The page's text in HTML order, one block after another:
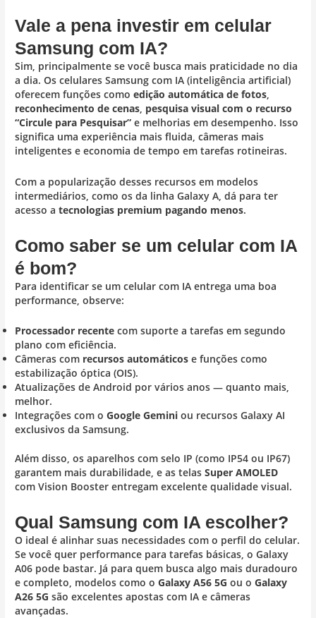
Vale a pena investir em celular
Samsung com IA?
Sim, principalmente se você busca mais praticidade no dia
a dia. Os celulares Samsung com IA (inteligência artificial)
oferecem funções comoedição automática de fotos
reconhecimento de cenas pesquisa visual com o recurso
“Circule para Pesquisar” e melhorias em desempenho. Isso
significa uma experiência mais fluida, câmeras mais
inteligentes e economia de tempo em tarefas rotineiras.
Com a popularização desses recursos em modelos
intermediários, como os da linha Galaxy A, dá para ter
acesso atecnologias premium pagando menos.
Como saber se um celular com IA
é bom?
Para identificar se um celular com IA entrega uma boa
performance, observe:
Processador recente com suporte a tarefas em segundo
plano com eficiência.
Câmeras com recursos automáticos e funções como
estabilização óptica (OIS).
Atualizações de Android por vários anos — quanto mais,
melhor.
Integrações com oGoogle Gemini ou recursos Galaxy AI
exclusivos da Samsung.
Além disso, os aparelhos com selo IP (como IP54 ou IP67)
garantem mais durabilidade, e as telasSuper AMOLED
com Vision Booster entregam excelente qualidade visual.
Qual Samsung com IA escolher?
O ideal é alinhar suas necessidades com o perfil do celular.
Se você quer performance para tarefas básicas, o Galaxy
A06 pode bastar. Já para quem busca algo mais duradouro
e completo, modelos como oGalaxy A56 5G ou oGalaxy
A26 5G são excelentes apostas com IA e câmeras
avançadas.